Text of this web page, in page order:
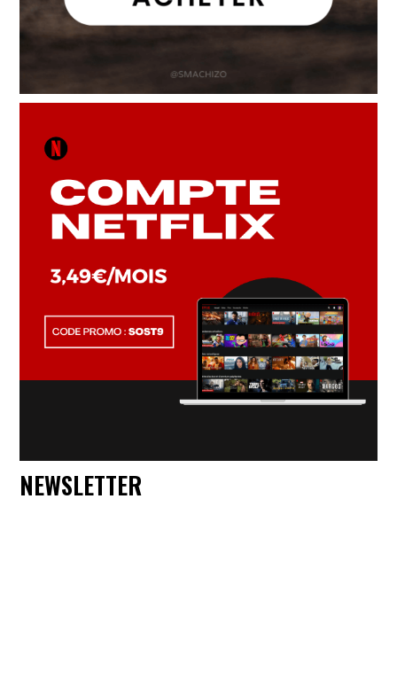
NEWSLETTER